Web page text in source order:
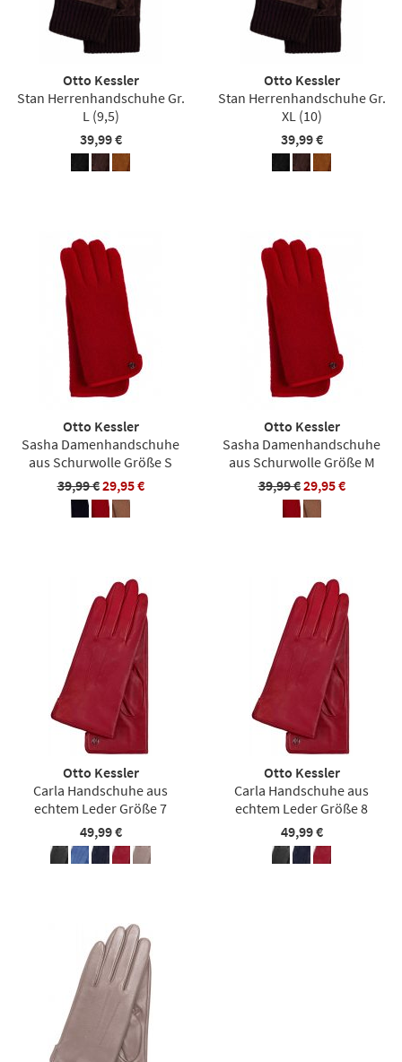
Otto Kessler
Stan Herrenhandschuhe Gr.
L (9,5)
39,99 €
Otto Kessler
Stan Herrenhandschuhe Gr.
XL (10)
39,99 €
Otto Kessler
Sasha Damenhandschuhe
aus Schurwolle Größe S
39,99 €29,95 €
Otto Kessler
Sasha Damenhandschuhe
aus Schurwolle Größe M
39,99 €29,95 €
Otto Kessler
Carla Handschuhe aus
echtem Leder Größe 7
49,99 €
Otto Kessler
Carla Handschuhe aus
echtem Leder Größe 8
49,99 €